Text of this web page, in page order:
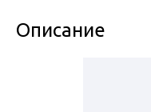
Описание